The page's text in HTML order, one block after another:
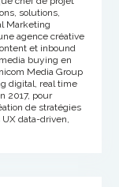
, solutions,
Marketing
agence créative
et inbound
buying en
Media Group
digital, real time
2017, pour
de stratégies
data-driven,